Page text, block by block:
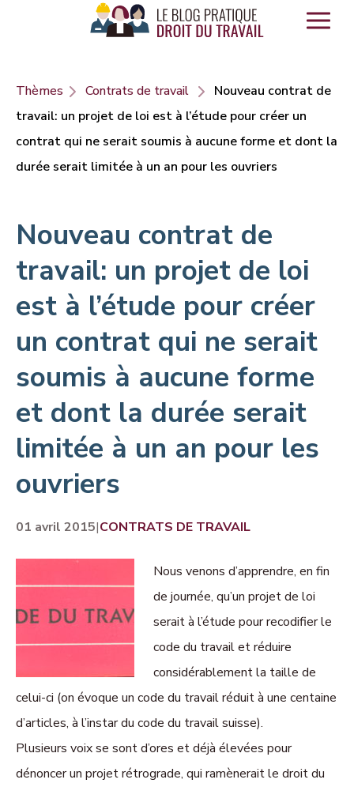
Panneau de gestion des cookies
Thèmes Contrats de travail
Nouveau contrat de
travail: un projet de loi est à l’étude pour créer un
contrat qui ne serait soumis à aucune forme et dont la
durée serait limitée à un an pour les ouvriers
Nouveau contrat de
travail: un projet de loi
est à l’étude pour créer
un contrat qui ne serait
soumis à aucune forme
et dont la durée serait
limitée à un an pour les
ouvriers
01 avril 2015|CONTRATS DE TRAVAIL
Nous venons d’apprendre, en fin
de journée, qu’un projet de loi
serait à l’étude pour recodifier le
code du travail et réduire
considérablement la taille de
celui-ci (on évoque un code du travail réduit à une centaine
d’articles, à l’instar du code du travail suisse).
Plusieurs voix se sont d’ores et déjà élevées pour
dénoncer un projet rétrograde, qui ramènerait le droit du